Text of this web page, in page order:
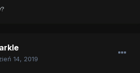
14, 2019